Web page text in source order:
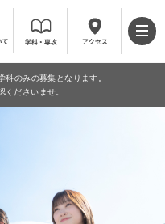
のみの募集となります。
くださいませ。